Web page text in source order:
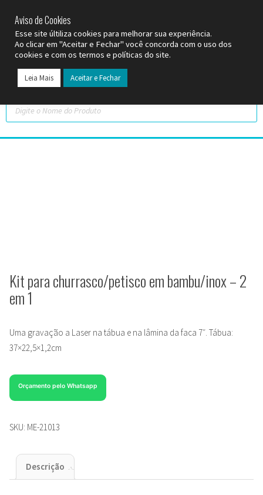
Kit para churrasco/petisco em bambu/inox – 2
em 1
Uma gravação a Laser na tábua e na lâmina da faca 7″. Tábua:
37×22,5×1,2cm
Orçamento pelo Whatsapp
SKU: ME-21013
Descrição
Aviso de Cookies
Esse site últiliza cookies para melhorar sua experiência.
Ao clicar em "Aceitar e Fechar" você concorda com o uso dos
cookies e com os termos e políticas do site.
Leia Mais Aceitar e Fechar